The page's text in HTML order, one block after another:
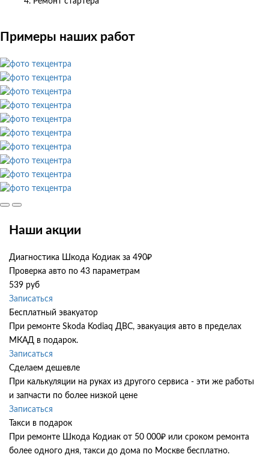
Примеры наших работ
Наши акции
Диагностика Шкода Кодиак за 490₽
Проверка авто по 43 параметрам
539 руб
Записаться
Бесплатный эвакуатор
При ремонте Skoda Kodiaq ДВС, эвакуация авто в пределах
МКАД в подарок.
Записаться
Сделаем дешевле
При калькуляции на руках из другого сервиса - эти же работы
и запчасти по более низкой цене
Записаться
Такси в подарок
При ремонте Шкода Кодиак от 50 000₽ или сроком ремонта
более одного дня, такси до дома по Москве бесплатно.